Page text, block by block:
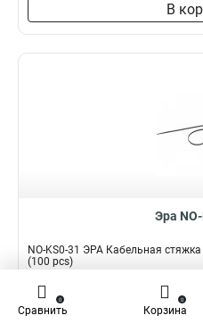
В
Эра
NO-KS0-31 ЭРА Кабельная
(100 pcs)
Подробнее
Наличие:
Сравнить
0
Корзина
0